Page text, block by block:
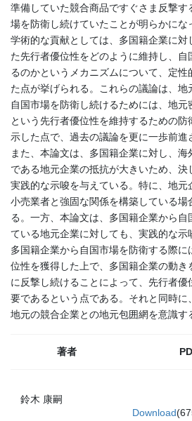
準備していた競合商品ですぐさま反撃
場を防衛し続けていたことが明らかにな
学術的な貢献としては、多国籍企業に対
た先行者優位性をどのように維持し、
るのかというメカニズムについて、定性
た点が挙げられる。これらの議論は、地
自国市場を防衛し続けるためには、地元
という先行者優位性を維持するための
示した点で、過去の議論を更に一歩前進
また、本論文は、多国籍企業に対し、
である地元企業の抵抗が大きいため、決
実践的な示唆を与えている。特に、地
小売業者と強固な関係を構築している場
る。一方、本論文は、多国籍企業から自
ている地元企業に対しても、実践的な示
多国籍企業から自国市場を防衛する際
位性を獲得した上で、多国籍企業の動き
に反撃し続けることによって、先行者
要であるという点である。それと同時に
地元の競合企業との地元包囲網を意識す
著者
鈴木 康嗣
Download